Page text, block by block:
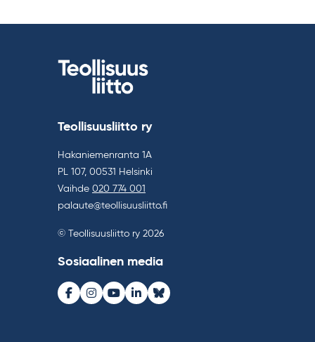
Teollisuusliitto ry
Hakaniemenranta 1A
PL 107, 00531 Helsinki
Vaihde 020 774 001
palaute@teollisuusliitto.fi
© Teollisuusliitto ry 2026
Sosiaalinen media
Facebook
Instagram
Youtube
LinkedInBluesky